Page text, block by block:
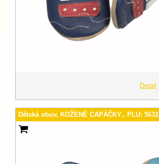
Detail
Dětská obuv, KOŽENÉ CAPÁČKY., PLU: 5631